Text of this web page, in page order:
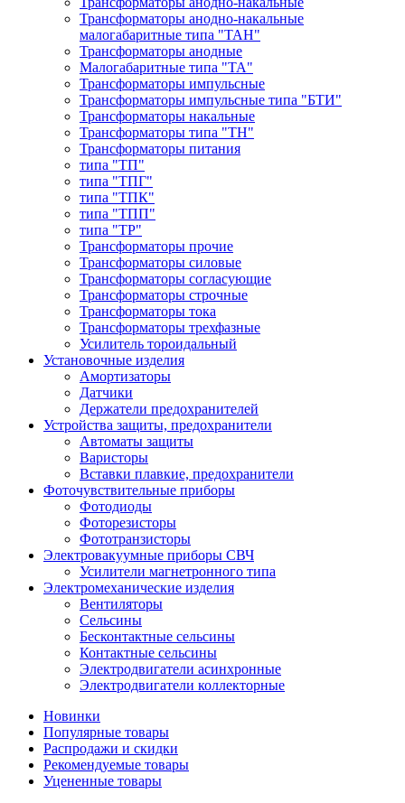
Трансформаторы анодно-накальные
малогабаритные типа "ТАН"
Трансформаторы анодные
Малогабаритные типа "ТА"
Трансформаторы импульсные
Трансформаторы импульсные типа "БТИ"
Трансформаторы накальные
Трансформаторы типа "ТН"
Трансформаторы питания
типа "ТП"
типа "ТПГ"
типа "ТПК"
типа "ТПП"
типа "ТР"
Трансформаторы прочие
Трансформаторы силовые
Трансформаторы согласующие
Трансформаторы строчные
Трансформаторы тока
Трансформаторы трехфазные
Усилитель тороидальный
Установочные изделия
Амортизаторы
Датчики
Держатели предохранителей
Устройства защиты, предохранители
Автоматы защиты
Варисторы
Вставки плавкие, предохранители
Фоточувствительные приборы
Фотодиоды
Фоторезисторы
Фототранзисторы
Электровакуумные приборы СВЧ
Усилители магнетронного типа
Электромеханические изделия
Вентиляторы
Сельсины
Бесконтактные сельсины
Контактные сельсины
Электродвигатели асинхронные
Электродвигатели коллекторные
Новинки
Популярные товары
Распродажи и скидки
Рекомендуемые товары
Уцененные товары